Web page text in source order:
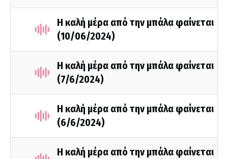
Η καλή μέρα από την μπάλα φαίνεται
(10/06/2024)
Η καλή μέρα από την μπάλα φαίνεται
(7/6/2024)
Η καλή μέρα από την μπάλα φαίνεται
(6/6/2024)
Η καλή μέρα από την μπάλα φαίνεται